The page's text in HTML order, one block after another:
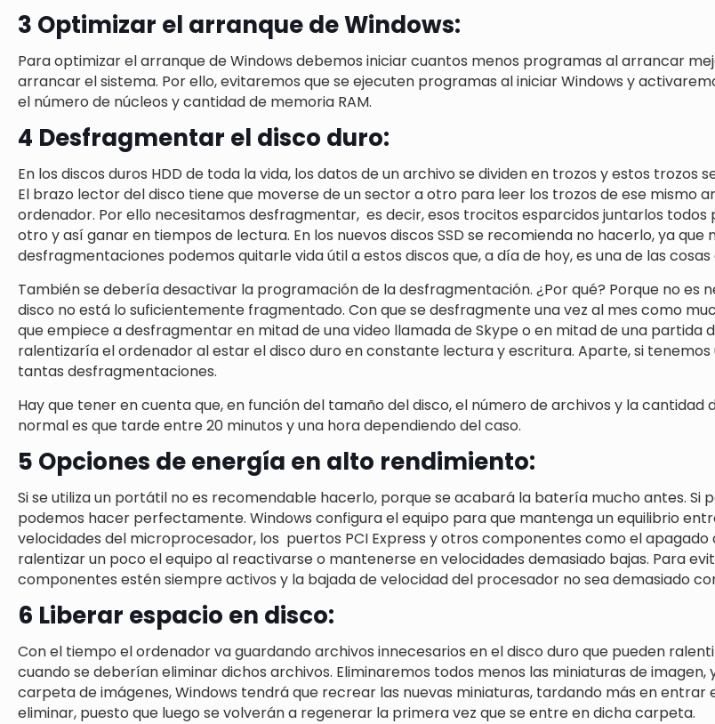
3 Optimizar el arranque de Windows:
Para optimizar el arranque de Windows debemos iniciar cuantos menos programas al arrancar
arrancar el sistema. Por ello, evitaremos que se ejecuten programas al iniciar Windows y
el número de núcleos y cantidad de memoria RAM.
4 Desfragmentar el disco duro:
En los discos duros HDD de toda la vida, los datos de un archivo se dividen en trozos y estos
El brazo lector del disco tiene que moverse de un sector a otro para leer los trozos de ese
ordenador. Por ello necesitamos desfragmentar, es decir, esos trocitos esparcidos juntarlos
otro y así ganar en tiempos de lectura. En los nuevos discos SSD se recomienda no hacerlo, ya
desfragmentaciones podemos quitarle vida útil a estos discos que, a día de hoy, es una de las
También se debería desactivar la programación de la desfragmentación. ¿Por qué? Porque no
disco no está lo suficientemente fragmentado. Con que se desfragmente una vez al mes como
que empiece a desfragmentar en mitad de una video llamada de Skype o en mitad de una
ralentizaría el ordenador al estar el disco duro en constante lectura y escritura. Aparte, si tenemos
tantas desfragmentaciones.
Hay que tener en cuenta que, en función del tamaño del disco, el número de archivos y la
normal es que tarde entre 20 minutos y una hora dependiendo del caso.
5 Opciones de energía en alto rendimiento:
Si se utiliza un portátil no es recomendable hacerlo, porque se acabará la batería mucho antes.
podemos hacer perfectamente. Windows configura el equipo para que mantenga un equilibrio
velocidades del microprocesador, los puertos PCI Express y otros componentes como el apagado
ralentizar un poco el equipo al reactivarse o mantenerse en velocidades demasiado bajas. Para
componentes estén siempre activos y la bajada de velocidad del procesador no sea demasiado
6 Liberar espacio en disco:
Con el tiempo el ordenador va guardando archivos innecesarios en el disco duro que pueden
cuando se deberían eliminar dichos archivos. Eliminaremos todos menos las miniaturas de
carpeta de imágenes, Windows tendrá que recrear las nuevas miniaturas, tardando más en
eliminar, puesto que luego se volverán a regenerar la primera vez que se entre en dicha carpeta.